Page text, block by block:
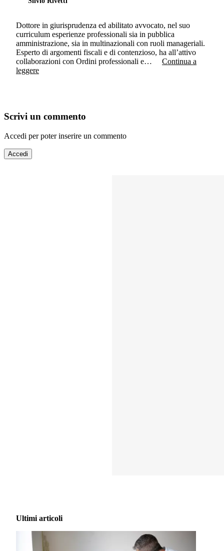
Dottore in giurisprudenza ed abilitato avvocato, nel suo
curriculum esperienze professionali sia in pubblica
amministrazione, sia in multinazionali con ruoli manageriali.
Esperto di argomenti fiscali e di contenzioso, ha all’attivo
collaborazioni con Ordini professionali e…
Continua a
leggere
Scrivi un commento
Accedi per poter inserire un commento
Accedi
Ultimi articoli